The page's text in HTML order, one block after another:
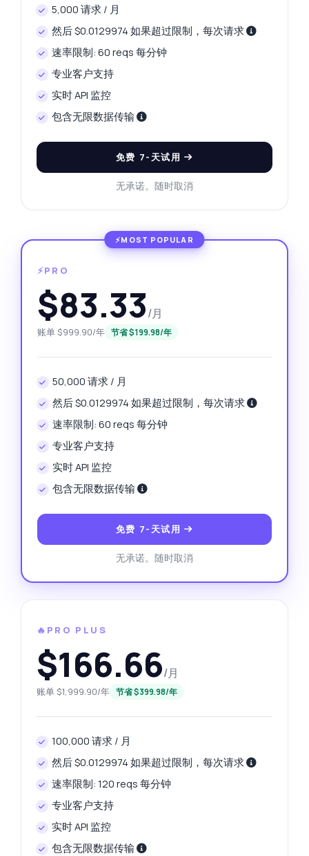
5,000 请求 / 月
然后 $0.0129974 如果超过限制，每次请求
速率限制: 60 reqs 每分钟
专业客户支持
实时 API 监控
包含无限数据传输
免费 7-天试用
无承诺。随时取消
⚡PRO
$83.33/月
账单 $999.90/年 节省 $199.98/年
50,000 请求 / 月
然后 $0.0129974 如果超过限制，每次请求
速率限制: 60 reqs 每分钟
专业客户支持
实时 API 监控
包含无限数据传输
免费 7-天试用
无承诺。随时取消
🔥PRO PLUS
$166.66/月
账单 $1,999.90/年 节省 $399.98/年
100,000 请求 / 月
然后 $0.0129974 如果超过限制，每次请求
速率限制: 120 reqs 每分钟
专业客户支持
实时 API 监控
包含无限数据传输